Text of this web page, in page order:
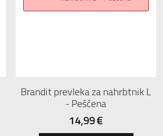
Brandit prevleka za nahrbtnik L
- Peščena
14,99€